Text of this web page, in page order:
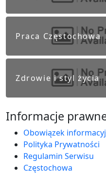
Praca Częstochowa
Zdrowie i styl życia
Informacje
Obowiązek
Polityka Prywatności
Regulamin Serwisu
Częstochowa